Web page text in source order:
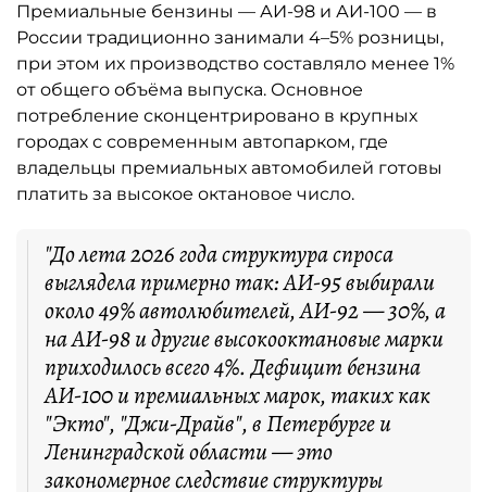
Премиальные бензины — АИ-98 и АИ-100 — в
России традиционно занимали 4–5% розницы,
при этом их производство составляло менее 1%
от общего объёма выпуска. Основное
потребление сконцентрировано в крупных
городах с современным автопарком, где
владельцы премиальных автомобилей готовы
платить за высокое октановое число.
"До лета 2026 года структура спроса
выглядела примерно так: АИ-95 выбирали
около 49% автолюбителей, АИ-92 — 30%, а
на АИ-98 и другие высокооктановые марки
приходилось всего 4%. Дефицит бензина
АИ-100 и премиальных марок, таких как
"Экто", "Джи-Драйв", в Петербурге и
Ленинградской области — это
закономерное следствие структуры